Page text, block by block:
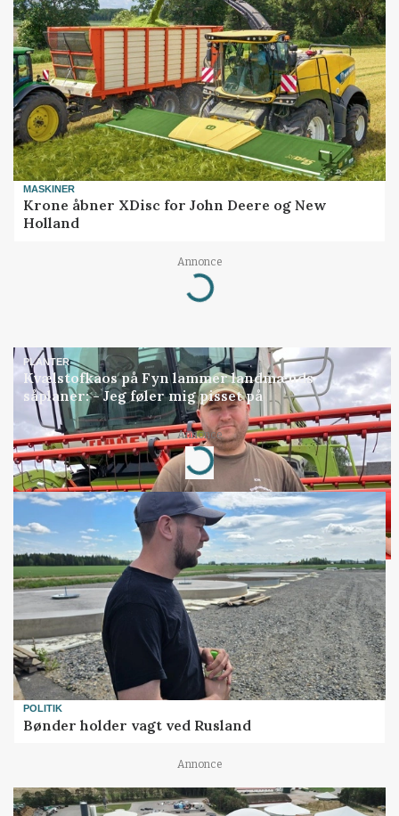
MASKINER
Krone åbner XDisc for John Deere og New
Holland
Annonce
Loading...
PLANTER
Kvælstofkaos på Fyn lammer landmænds
såplaner: - Jeg føler mig pisset på
Annonce
Loading...
POLITIK
Bønder holder vagt ved Rusland
Annonce